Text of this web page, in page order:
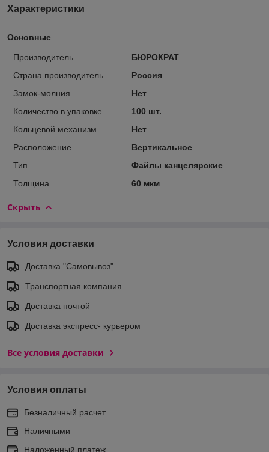
Характеристики
Основные
Производитель
БЮРОКРАТ
Страна производитель
Россия
Замок-молния
Нет
Количество в упаковке
100 шт.
Кольцевой механизм
Нет
Расположение
Вертикальное
Тип
Файлы канцелярские
Толщина
60 мкм
Скрыть
Условия доставки
Доставка "Самовывоз"
Транспортная компания
Доставка почтой
Доставка экспреcс- курьером
Все условия доставки
Условия оплаты
Безналичный расчет
Наличными
Наложенный платеж